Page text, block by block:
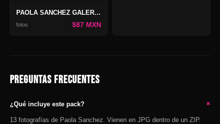
PAOLA SANCHEZ GALERÍA VIP2
fotos $87 MXN
PREGUNTAS FRECUENTES
¿Qué incluye este pack? +
13 fotografías de Paola Sanchez. Vienen en JPG dentro de un ZIP.